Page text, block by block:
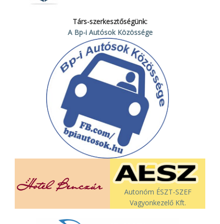
Társ-szerkesztőségünk:
A Bp-i Autósok Közössége
Autonóm ÉSZT-SZEF
Vagyonkezelő Kft.